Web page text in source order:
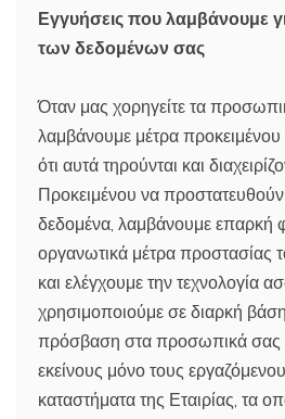
Εγγυήσεις που λαμβάνουμε
των δεδομένων σας
Όταν μας χορηγείτε τα
λαμβάνουμε μέτρα
ότι αυτά τηρούνται και
Προκειμένου να
δεδομένα, λαμβάνουμε επαρκή
οργανωτικά μέτρα προστασίας
και ελέγχουμε την τεχνολογία
χρησιμοποιούμε σε διαρκή
πρόσβαση στα προσωπικά σας
εκείνους μόνο τους
καταστήματα της Εταιρίας, τα